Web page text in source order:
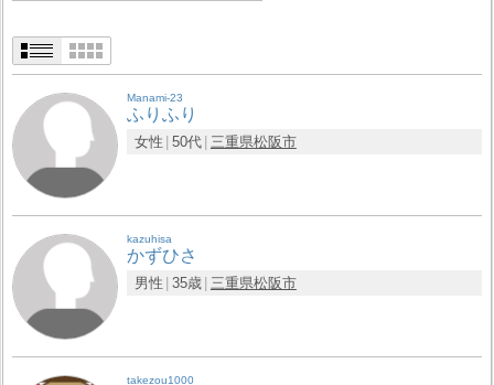
Manami-23
ふりふり
女性 50代 三重県松阪市
kazuhisa
かずひさ
男性 35歳 三重県松阪市
takezou1000